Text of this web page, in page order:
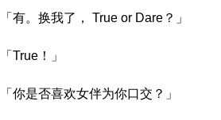
「有。换我了， True or Dare？」
「True！」
「你是否喜欢女伴为你口交？」